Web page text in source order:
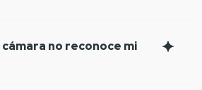
cámara no reconoce mi